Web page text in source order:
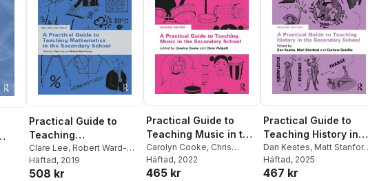
Practical Guide to
Teaching
Mathematics in the
Secondary School
Clare Lee, Robert Ward-
Penny
Häftad, 2019
508 kr
Practical Guide to
Teaching Music in the
Secondary School
Carolyn Cooke, Chris
Philpott
Häftad, 2022
465 kr
Practical Guide to
Teaching History in
the Secondary
Dan Keates, Matt Stanford
Corinne Goullée
Häftad, 2025
467 kr